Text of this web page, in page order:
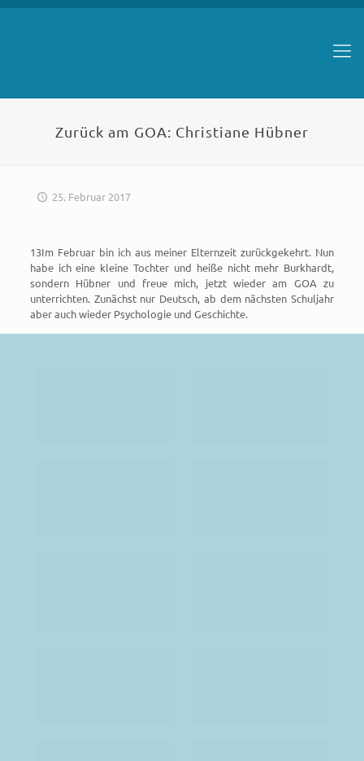
Zurück am GOA: Christiane Hübner
25. Februar 2017
13Im Februar bin ich aus meiner Elternzeit zurückgekehrt. Nun
habe ich eine kleine Tochter und heiße nicht mehr Burkhardt,
sondern Hübner und freue mich, jetzt wieder am GOA zu
unterrichten. Zunächst nur Deutsch, ab dem nächsten Schuljahr
aber auch wieder Psychologie und Geschichte.